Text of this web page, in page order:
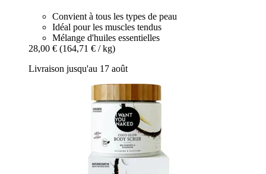
Convient à tous les types de peau
Idéal pour les muscles tendus
Mélange d'huiles essentielles
28,00 € (164,71 € / kg)
Livraison jusqu'au 17 août